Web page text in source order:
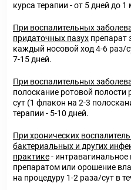
курса терапии - от 5 дней до 1
При воспалительных
придаточных пазух препарат
каждый носовой ход 4-6 раз/
7-15 дней.
При воспалительных
полоскание ротовой
сут (1 флакон на 2-3
терапии - 5-10 дней.
При хронических
бактериальных и других
практике-
препаратом или орошение
на процедуру 1-2 раза/сут в